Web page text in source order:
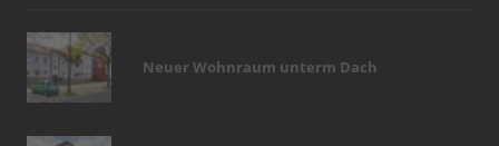
Neuer Wohnraum unterm Dach